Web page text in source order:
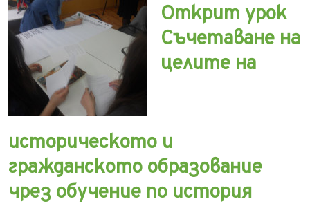
Открит урок
Съчетаване на
целите на
историческото и
гражданското образование
чрез обучение по история